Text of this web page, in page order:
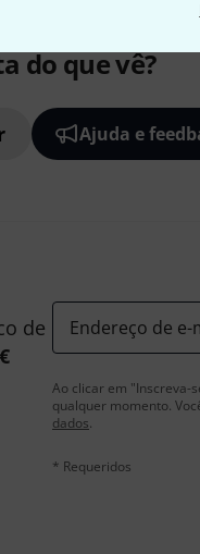
do que vê?
Ajuda e
de
Endereço de e-
Ao clicar em "Inscreva-
qualquer momento.
dados.
* Requeridos